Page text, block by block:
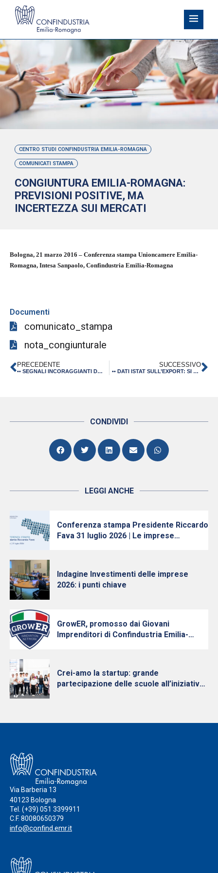
CENTRO STUDI CONFINDUSTRIA EMILIA-ROMAGNA
COMUNICATI STAMPA
CONGIUNTURA EMILIA-ROMAGNA:
PREVISIONI POSITIVE, MA
INCERTEZZA SUI MERCATI
Bologna, 21 marzo 2016 – Conferenza stampa Unioncamere Emilia-
Romagna, Intesa Sanpaolo, Confindustria Emilia-Romagna
Documenti
comunicato_stampa
nota_congiunturale
PRECEDENTE
•• SEGNALI INCORAGGIANTI DALL’OCCUPAZIONE, CHE SOLLECITANO SCELTE E INTERVENTI PER UN ULTERIORE SCATTO DELL’ECONOMIA REGIONALE – 11 MARZO 2016
SUCCESSIVO
•• DATI ISTAT SULL’EXPORT: SI CONFERMA LA NOSTRA CAPACITA’ ESPORTATIVA. MA OCCORRE ALLARGARE IL NUMERO DI IMPRESE CHE SI AFFACCIANO AI NUOVI MERCATI, CON STRUMENTI EFFICACI E MIRATI – 12 MARZO 2016
CONDIVIDI
LEGGI ANCHE
Conferenza stampa Presidente Riccardo
Fava 31 luglio 2026 | Le imprese
Indagine Investimenti delle imprese
2026: i punti chiave
GrowER, promosso dai Giovani
Imprenditori di Confindustria Emilia-
Crei-amo la startup: grande
partecipazione delle scuole all’iniziativa
Via Barberia 13
40123 Bologna
Tel. (+39) 051 3399911
C.F. 80080650379
info@confind.emr.it